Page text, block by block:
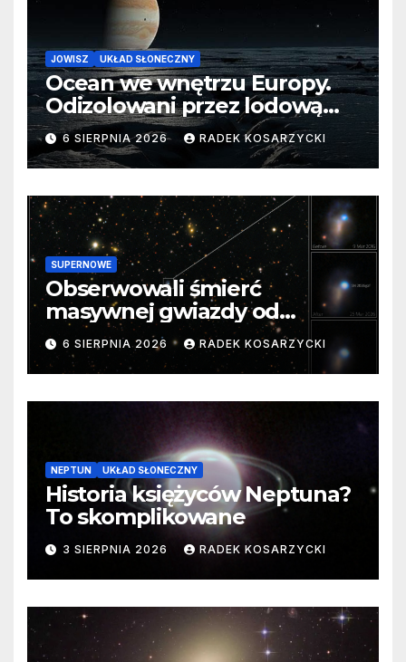
JOWISZ UKŁAD SŁONECZNY
Ocean we wnętrzu Europy.
Odizolowani przez lodową
barierę
6 SIERPNIA 2026 RADEK KOSARZYCKI
SUPERNOWE
Obserwowali śmierć
masywnej gwiazdy od
samego początku. Niezwykle
cenne dane
6 SIERPNIA 2026 RADEK KOSARZYCKI
NEPTUN UKŁAD SŁONECZNY
Historia księżyców Neptuna?
To skomplikowane
3 SIERPNIA 2026 RADEK KOSARZYCKI